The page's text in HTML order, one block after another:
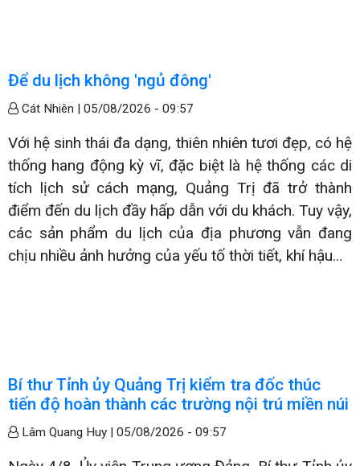
Để du lịch không 'ngủ đông'
Cát Nhiên | 05/08/2026 - 09:57
Với hệ sinh thái đa dạng, thiên nhiên tươi đẹp, có hệ
thống hang động kỳ vĩ, đặc biệt là hệ thống các di
tích lịch sử cách mạng, Quảng Trị đã trở thành
điểm đến du lịch đầy hấp dẫn với du khách. Tuy vậy,
các sản phẩm du lịch của địa phương vẫn đang
chịu nhiều ảnh hưởng của yếu tố thời tiết, khí hậu…
Bí thư Tỉnh ủy Quảng Trị kiểm tra đốc thúc
tiến độ hoàn thành các trường nội trú miền núi
Lâm Quang Huy | 05/08/2026 - 09:57